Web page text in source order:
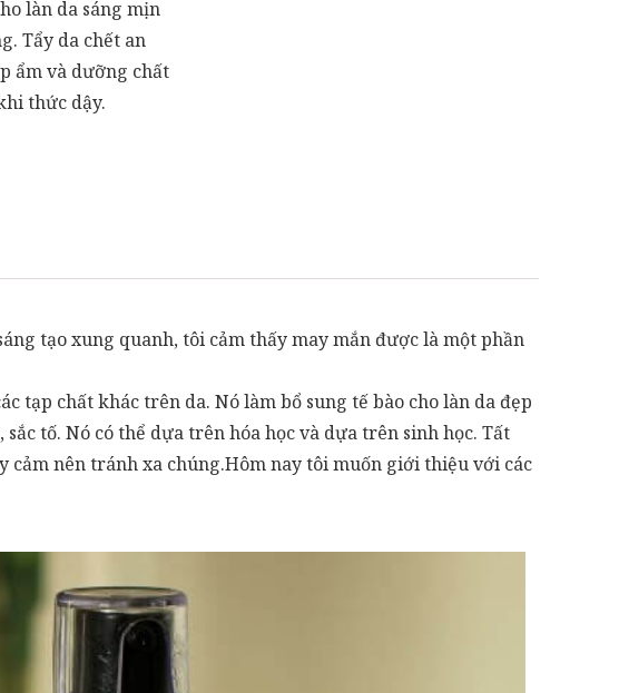
làn da sáng mịn
Tẩy da chết an
ẩm và dưỡng chất
thức dậy.
tạo xung quanh, tôi cảm thấy may mắn được là một phần
tạp chất khác trên da. Nó làm bổ sung tế bào cho làn da đẹp
tố. Nó có thể dựa trên hóa học và dựa trên sinh học. Tất
cảm nên tránh xa chúng.Hôm nay tôi muốn giới thiệu với các